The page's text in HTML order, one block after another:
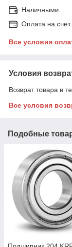
Наличными
Оплата на
Все условия
Условия
Возврат товара в
Все условия
Подобные